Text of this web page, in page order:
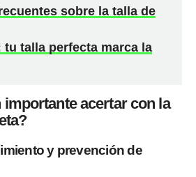
sobre la talla de
talla perfecta marca la
importante acertar con la
y prevención de